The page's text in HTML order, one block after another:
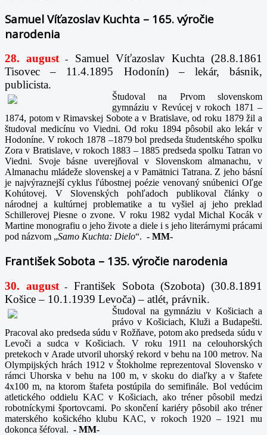
Samuel Víťazoslav Kuchta – 165. výročie
narodenia
28. august-
Samuel Víťazoslav Kuchta (28.8.1861
Tisovec – 11.4.1895 Hodonín) – lekár, básnik,
publicista.
Študoval na Prvom slovenskom
gymnáziu v Revúcej v rokoch 1871 –
1874, potom v Rimavskej Sobote a v Bratislave, od roku 1879 žil a
študoval medicínu vo Viedni. Od roku 1894 pôsobil ako lekár v
Hodoníne. V rokoch 1878 –1879 bol predseda študentského spolku
Zora v Bratislave, v rokoch 1883 – 1885 predseda spolku Tatran vo
Viedni. Svoje básne uverejňoval v Slovenskom almanachu, v
Almanachu mládeže slovenskej a v Pamätnici Tatrana. Z jeho básní
je najvýraznejší cyklus ľúbostnej poézie venovaný snúbenici Oľge
Kohútovej. V Slovenských pohľadoch publikoval články o
národnej a kultúrnej problematike a tu vyšiel aj jeho preklad
Schillerovej Piesne o zvone. V roku 1982 vydal Michal Kocák v
Martine monografiu o jeho živote a diele i s jeho literárnymi prácami
pod názvom „Samo Kuchta: Dielo“. - MM-
František Sobota – 135. výročie narodenia
30. august-
František Sobota (Szobota) (30.8.1891
Košice – 10.1.1939 Levoča) – atlét, právnik.
Študoval na gymnáziu v Košiciach a
právo v Košiciach, Kluži a Budapešti.
Pracoval ako predseda súdu v Rožňave, potom ako predseda súdu v
Levoči a sudca v Košiciach. V roku 1911 na celouhorských
pretekoch v Arade utvoril uhorský rekord v behu na 100 metrov. Na
Olympijských hrách 1912 v Štokholme reprezentoval Slovensko v
rámci Uhorska v behu na 100 m, v skoku do diaľky a v štafete
4x100 m, na ktorom štafeta postúpila do semifinále. Bol vedúcim
atletického oddielu KAC v Košiciach, ako tréner pôsobil medzi
robotníckymi športovcami. Po skončení kariéry pôsobil ako tréner
materského košického klubu KAC, v rokoch 1920 – 1921 mu
dokonca šéfoval. - MM-